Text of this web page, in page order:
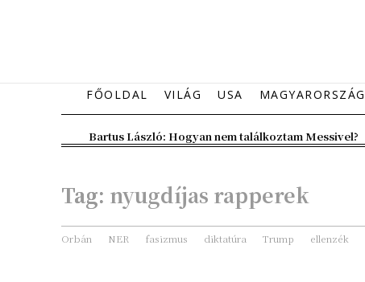
FŐOLDAL VILÁG USA MAGYARORSZÁG
Bartus László: Hogyan nem találkoztam Messivel?
Tag: nyugdíjas rapperek
Orbán NER fasizmus diktatúra Trump ellenzék